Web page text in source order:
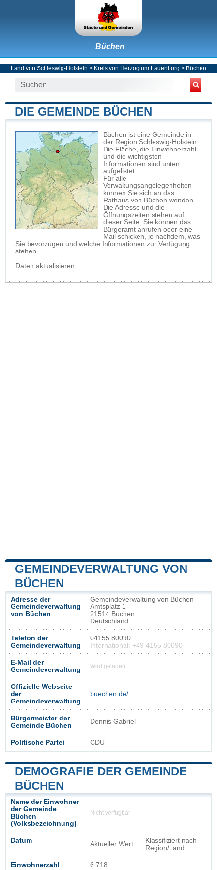
Büchen
Land von Schleswig-Holstein > Kreis von Herzogtum Lauenburg > Büchen
DIE GEMEINDE BÜCHEN
Büchen ist eine Gemeinde in
der Region Schleswig-Holstein.
Die Fläche, die Einwohnerzahl
und die wichtigsten
Informationen sind unten
aufgelistet.
Für alle
Verwaltungsangelegenheiten
können Sie sich an das
Rathaus von Büchen wenden.
Die Adresse und die
Öffnungszeiten stehen auf
dieser Seite. Sie können das
Bürgeramt anrufen oder eine
Mail schicken, je nachdem, was
Sie bevorzugen und welche Informationen zur Verfügung
stehen.
Daten aktualisieren
GEMEINDEVERWALTUNG VON
BÜCHEN
Adresse der
Gemeindeverwaltung
von Büchen
Gemeindeverwaltung von Büchen
Amtsplatz 1
21514 Büchen
Deutschland
Telefon der
Gemeindeverwaltung
04155 80090
International: +49 4155 80090
E-Mail der
Gemeindeverwaltung
Wird geladen...
Offizielle Webseite
der
Gemeindeverwaltung
buechen.de/
Bürgermeister der
Gemeinde Büchen
Dennis Gabriel
Politische Partei CDU
DEMOGRAFIE DER GEMEINDE
BÜCHEN
Name der Einwohner
der Gemeinde
Büchen
(Volksbezeichnung)
Nicht verfügbar
Datum Aktueller Wert
Klassifiziert nach
Region/Land
Einwohnerzahl
6 718